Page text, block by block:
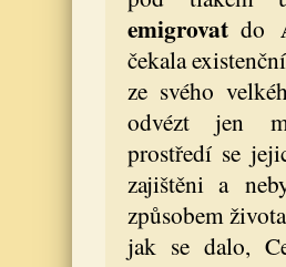
emigrovatdo
čekala
ze svého
odvézt jen
prostředí se
zajištěni a
způsobem
jak se dalo,